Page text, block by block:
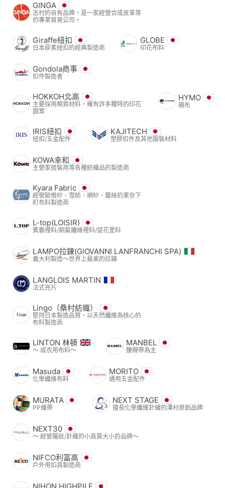
GINGA
志村的自有品牌，是一家經營合成皮革等
的專業貿易公司。
Giraffe紐扣
日本尿素紐扣的經典製造商
GLOBE
印花布料
Gondola商事
扣件製造者
HOKKOH北高
主要採用棉質材料，擁有許多獨特的印花
圖案
HYMO
襯布
IRIS紐扣
紐扣/五金配件
KAJITECH
塑膠扣件及其他服裝材料
KOWA幸和
主營家居裝用等各種紡織品的製造商
Kyara Fabric
經營歐根紗、雪紡、網紗、蕾絲的東京下
町布料製造商
L-top(LOISIR)
賓霸裡料/銅氨纖維裡料/提花里料
LAMPO拉鍊(GIOVANNI LANFRANCHI SPA)
義大利製造～世界上最美的拉鍊
LANGLOIS MARTIN
法式亮片
Lingo（桑村紡織）
堅持日本製造品質、以天然纖維為核心的
布料製造商
LINTON 林頓
〜 成衣用布料〜
MANBEL
腰襯帶為主
Masuda
化學纖維布料
MORITO
通用五金配件
MURATA
PP織帶
NEXT STAGE
擅長化學纖維針織的澤村原創品牌
NEXT30
〜 經營羅紋/針織的小高莫大小的品牌〜
NIFCO利富高
戶外用扣具製造商